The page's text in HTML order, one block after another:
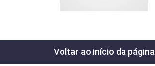
Voltar ao início da página